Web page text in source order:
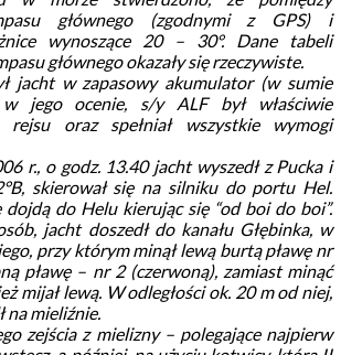
głównego (zgodnymi z GPS) i
wynoszące 20 – 30°. Dane tabeli
głównego okazały się rzeczywiste.
jacht w zapasowy akumulator (w sumie
jego ocenie, s/y ALF był właściwie
rejsu oraz spełniał wszystkie wymogi
r., o godz. 13.40 jacht wyszedł z Pucka i
skierował się na silniku do portu Hel.
dojdą do Helu kierując się “od boi do boi”.
jacht doszedł do kanału Głębinka, w
przy którym minął lewą burtą pławę nr
pławę – nr 2 (czerwoną), zamiast minąć
mijał lewą. W odległości ok. 20 m od niej,
na mieliźnie.
zejścia z mielizny – polegające najpierw